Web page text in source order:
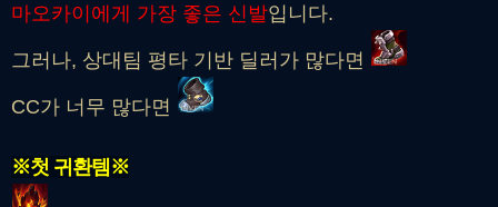
마오카이에게 가장 좋은 신발입니다.
그러나, 상대팀 평타 기반 딜러가 많다면
CC가 너무 많다면
※첫 귀환템※